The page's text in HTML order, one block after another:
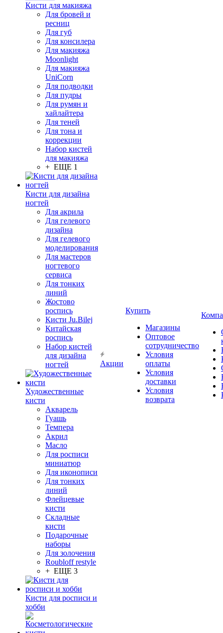
Кисти для макияжа
Для бровей и
ресниц
Для губ
Для консилера
Для макияжа
Moonlight
Для макияжа
UniCorn
Для подводки
Для пудры
Для румян и
хайлайтера
Для теней
Для тона и
коррекции
Набор кистей
для макияжа
+ ЕЩЕ 1
Кисти для дизайна
ногтей
Для акрила
Для гелевого
дизайна
Для гелевого
моделирования
Для мастеров
ногтевого
сервиса
Для тонких
линий
Жостово
роспись
Кисти Ju.Bilej
Китайская
роспись
Набор кистей
для дизайна
ногтей
Художественные
кисти
Акварель
Гуашь
Темпера
Акрил
Масло
Для росписи
миниатюр
Для иконописи
Для тонких
линий
Флейцевые
кисти
Складные
кисти
Подарочные
наборы
Для золочения
Roubloff restyle
+ ЕЩЕ 3
Кисти для росписи и
хобби
Акции
Купить
Магазины
Оптовое
сотрудничество
Условия
оплаты
Условия
доставки
Условия
возврата